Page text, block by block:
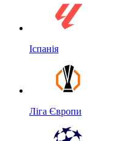
Іспанія
Ліга Європи